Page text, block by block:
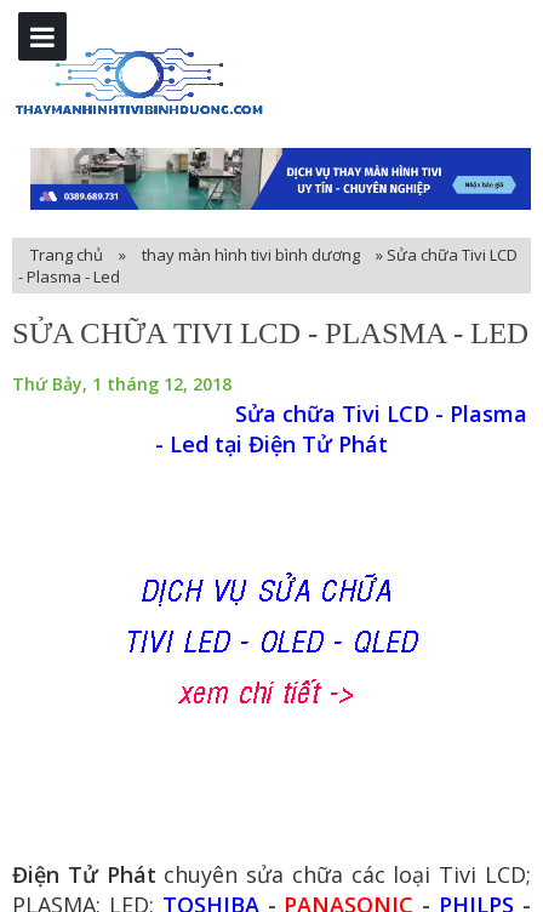
Trang chủ » thay màn hình tivi bình dương » Sửa chữa Tivi LCD
- Plasma - Led
SỬA CHỮA TIVI LCD - PLASMA - LED
Thứ Bảy, 1 tháng 12, 2018
Sửa chữa Tivi LCD - Plasma
- Led tại Điện Tử Phát
Điện Tử Phát chuyên sửa chữa các loại Tivi LCD;
PLASMA; LED: TOSHIBA- PANASONIC - PHILPS -